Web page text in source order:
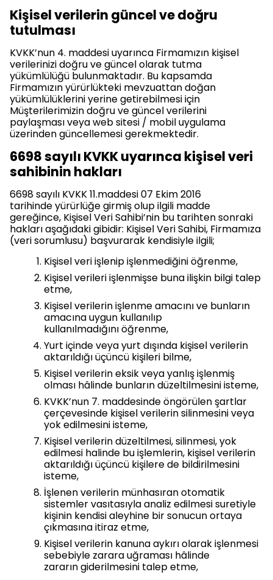
Kişisel verilerin güncel ve doğru
tutulması
KVKK’nun 4. maddesi uyarınca Firmamızın kişisel
verilerinizi doğru ve güncel olarak tutma
yükümlülüğü bulunmaktadır. Bu kapsamda
Firmamızın yürürlükteki mevzuattan doğan
yükümlülüklerini yerine getirebilmesi için
Müşterilerimizin doğru ve güncel verilerini
paylaşması veya web sitesi / mobil uygulama
üzerinden güncellemesi gerekmektedir.
6698 sayılı KVKK uyarınca kişisel veri
sahibinin hakları
6698 sayılı KVKK 11.maddesi 07 Ekim 2016
tarihinde yürürlüğe girmiş olup ilgili madde
gereğince, Kişisel Veri Sahibi’nin bu tarihten sonraki
hakları aşağıdaki gibidir: Kişisel Veri Sahibi, Firmamıza
(veri sorumlusu) başvurarak kendisiyle ilgili;
Kişisel veri işlenip işlenmediğini öğrenme,
Kişisel verileri işlenmişse buna ilişkin bilgi talep
etme,
Kişisel verilerin işlenme amacını ve bunların
amacına uygun kullanılıp
kullanılmadığını öğrenme,
Yurt içinde veya yurt dışında kişisel verilerin
aktarıldığı üçüncü kişileri bilme,
Kişisel verilerin eksik veya yanlış işlenmiş
olması hâlinde bunların düzeltilmesini isteme,
KVKK’nun 7. maddesinde öngörülen şartlar
çerçevesinde kişisel verilerin silinmesini veya
yok edilmesini isteme,
Kişisel verilerin düzeltilmesi, silinmesi, yok
edilmesi halinde bu işlemlerin, kişisel verilerin
aktarıldığı üçüncü kişilere de bildirilmesini
isteme,
İşlenen verilerin münhasıran otomatik
sistemler vasıtasıyla analiz edilmesi suretiyle
kişinin kendisi aleyhine bir sonucun ortaya
çıkmasına itiraz etme,
Kişisel verilerin kanuna aykırı olarak işlenmesi
sebebiyle zarara uğraması hâlinde
zararın giderilmesini talep etme,